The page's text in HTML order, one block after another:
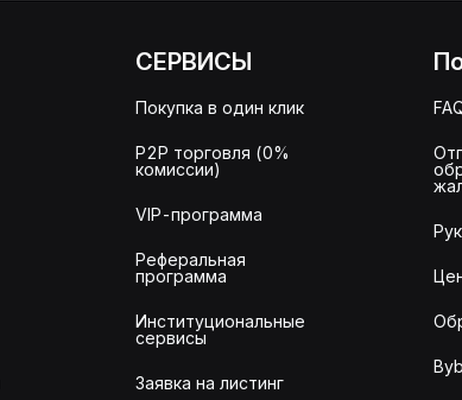
СЕРВИСЫ
Покупка в один клик
P2P торговля (0%
комиссии)
VIP-программа
Реферальная
программа
Институциональные
сервисы
Заявка на листинг